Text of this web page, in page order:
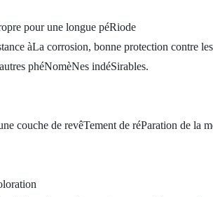
pour une longue péRiode
àLa corrosion, bonne protection contre
phéNomèNes indéSirables.
couche de revêTement de réParation de